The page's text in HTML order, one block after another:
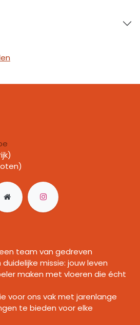
team van gedreven
missie: jouw leven
maken met vloeren die écht
voor ons vak met jarenlange
te bieden voor elke